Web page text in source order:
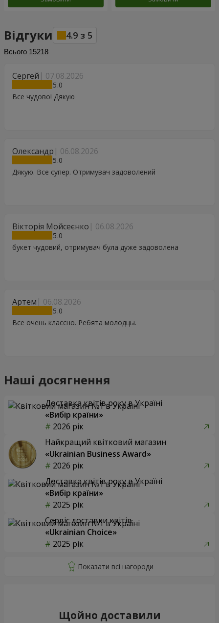
Відгуки 4.9 з 5
Всього 15218
Сергей 07.08.2026
5
Все чудово! Дякую
Олександр 06.08.2026
5
Дякую. Все супер. Отримувач задоволений
Вікторія Мойсеєнко 06.08.2026
5
букет чудовий, отримувач була дуже задоволена
Артем 06.08.2026
5
Все очень классно. Ребята молодцы.
Наші досягнення
Доставка квітів року в Україні
«Вибір країни»
2026 рік
Найкращий квітковий магазин
«Ukrainian Business Award»
2026 рік
Доставка квітів року в Україні
«Вибір країни»
2025 рік
Сервіс доставки квітів
«Ukrainian Choice»
2025 рік
Щойно доставили